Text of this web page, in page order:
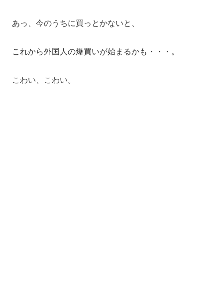
あっ、今のうちに買っとかないと、
これから外国人の爆買いが始まるかも・・・。
こわい、こわい。